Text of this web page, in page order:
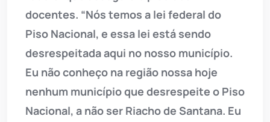
docentes. “Nós temos a lei federal do
Piso Nacional, e essa lei está sendo
desrespeitada aqui no nosso município.
Eu não conheço na região nossa hoje
nenhum município que desrespeite o Piso
Nacional, a não ser Riacho de Santana. Eu